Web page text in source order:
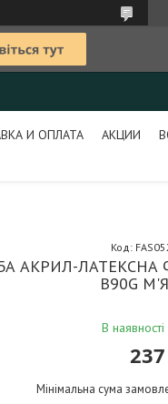
И ОПЛАТА АКЦИИ
АКРИЛ-ЛАТЕКСНА
B90G
В
Код:
Мінімальна сума